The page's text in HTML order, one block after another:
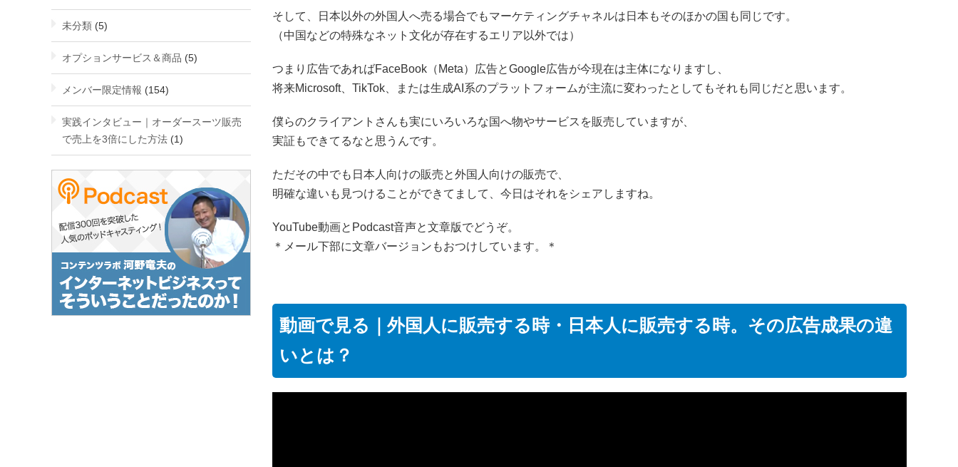
そして、日本以外の外国人へ売る場合でもマーケティングチャネルは日本もそのほかの国も同じです。
（中国などの特殊なネット文化が存在するエリア以外では）
つまり広告であればFaceBook（Meta）広告とGoogle広告が今現在は主体になりますし、
将来Microsoft、TikTok、または生成AI系のプラットフォームが主流に変わったとしてもそれも同じだと思います。
僕らのクライアントさんも実にいろいろな国へ物やサービスを販売していますが、
実証もできてるなと思うんです。
ただその中でも日本人向けの販売と外国人向けの販売で、
明確な違いも見つけることができてまして、今日はそれをシェアしますね。
YouTube動画とPodcast音声と文章版でどうぞ。
＊メール下部に文章バージョンもおつけしています。＊
動画で見る｜外国人に販売する時・日本人に販売する時。その広告成果の違
いとは？
未分類 (5)
オプションサービス＆商品 (5)
メンバー限定情報 (154)
実践インタビュー｜オーダースーツ販売
で売上を3倍にした方法 (1)